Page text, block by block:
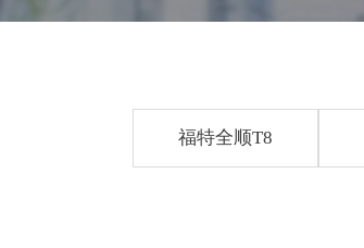
福特全顺T8